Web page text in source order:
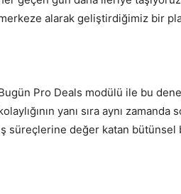
alarak geliştirdiğimiz bir
Pro Deals modülü ile bu
yanı sıra aynı
süreçlerine değer katan bütünsel